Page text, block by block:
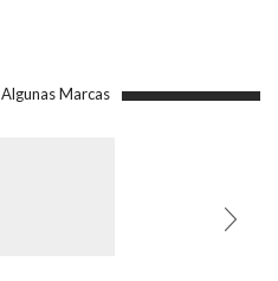
Algunas Marcas